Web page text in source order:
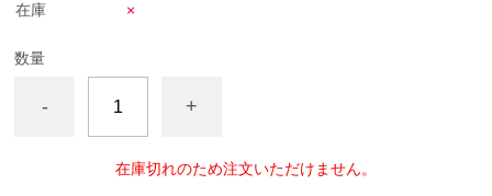
在庫 ×
数量
- +
在庫切れのため注文いただけません。